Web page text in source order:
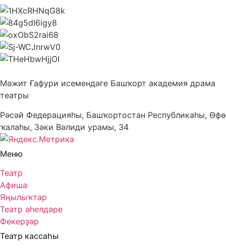
Мәжит Ғафури исемендәге Башҡорт академия драма
театры
Рәсәй Федерацияһы, Башҡортостан Республикаһы, Өфө
ҡалаһы, Зәки Вәлиди урамы, 34
Меню
Театр
Афиша
Яңылыҡтар
Театр әһелдәре
Фекерҙәр
Театр кассаһы